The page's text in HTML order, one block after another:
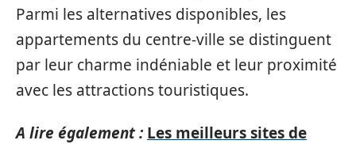
Parmi les alternatives disponibles, les
appartements du centre-ville se distinguent
par leur charme indéniable et leur proximité
avec les attractions touristiques.
A lire également : Les meilleurs sites de